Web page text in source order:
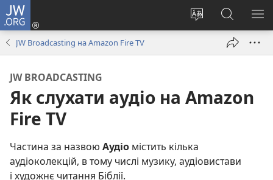
JW.ORG
Змінити
Увійти
(відкривається
Пошук
на
сайті
JW Broadcasting на Amazon Fire TV
JW BROADCASTING
Як слухати аудіо на Amazon
Fire TV
Частина за назвою Аудіо містить кілька
аудіоколекцій, в тому числі музику, аудіовистави
і художнє читання Біблії.